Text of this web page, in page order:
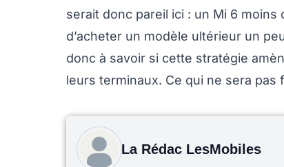
serait donc pareil ici : un Mi 6
d’acheter un modèle ultérieur un
donc à savoir si cette stratégie
leurs terminaux. Ce qui ne sera
La Rédac LesMobiles